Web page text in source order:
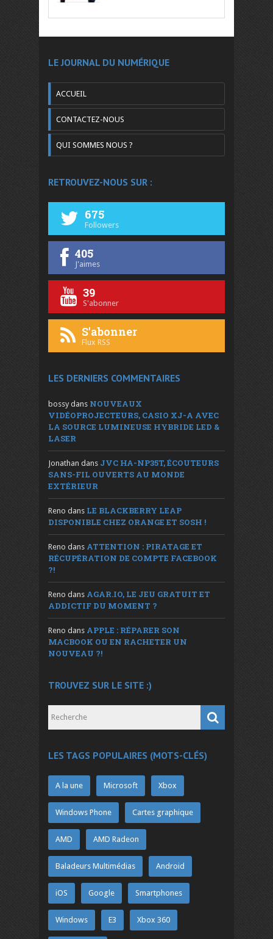
LE JOURNAL DU NUMÉRIQUE
ACCUEIL
CONTACTEZ-NOUS
QUI SOMMES NOUS ?
RETROUVEZ-NOUS SUR :
675
Followers
405
J'aimes
39
S'abonner
S'abonner
Flux RSS
LES DERNIERS COMMENTAIRES
bossy dans NOUVEAUX
VIDÉOPROJECTEURS, CASIO XJ-A AVEC
LA SOURCE LUMINEUSE HYBRIDE LED &
LASER
Jonathan dans JVC HA-NP35T, ÉCOUTEURS
SANS-FIL OUVERTS AU MONDE
EXTÉRIEUR
Reno dans LE BLACKBERRY LEAP
DISPONIBLE CHEZ ORANGE ET SOSH !
Reno dans ATTENTION : PIRATAGE ET
RÉCUPÉRATION DE COMPTE FACEBOOK
?!
Reno dans AGAR.IO, LE JEU GRATUIT ET
ADDICTIF DU MOMENT ?
Reno dans APPLE : RÉPARER SON
MACBOOK OU EN RACHETER UN
NOUVEAU ?!
TROUVEZ SUR LE SITE :)
LES TAGS POPULAIRES (MOTS-CLÉS)
A la une Microsoft Xbox
Windows Phone Cartes graphique
AMD AMD Radeon
Baladeurs Multimédias Android
iOS Google Smartphones
Windows E3 Xbox 360